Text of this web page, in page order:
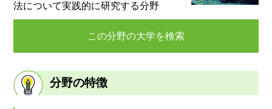
法について実践的に研究する分野
この分野の大学を検索
分野の特徴